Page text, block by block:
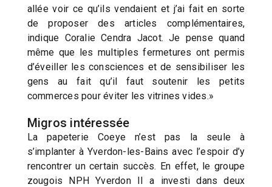
allée voir ce qu’ils vendaient et j’ai fait en sorte
de proposer des articles complémentaires,
indique Coralie Cendra Jacot. Je pense quand
même que les multiples fermetures ont permis
d’éveiller les consciences et de sensibiliser les
gens au fait qu’il faut soutenir les petits
commerces pour éviter les vitrines vides.»
Migros intéressée
La papeterie Coeye n’est pas la seule à
s’implanter à Yverdon-les-Bains avec l’espoir d’y
rencontrer un certain succès. En effet, le groupe
zougois NPH Yverdon II a investi dans deux